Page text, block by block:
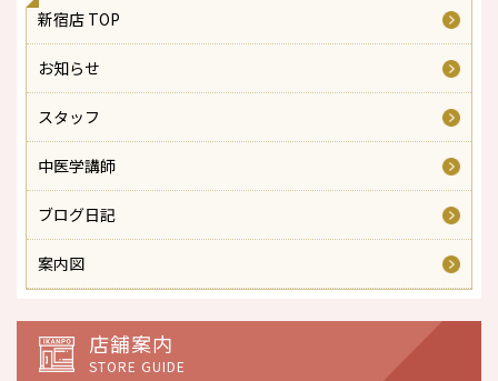
新宿店 TOP
お知らせ
スタッフ
中医学講師
ブログ日記
案内図
店舗案内
STORE GUIDE